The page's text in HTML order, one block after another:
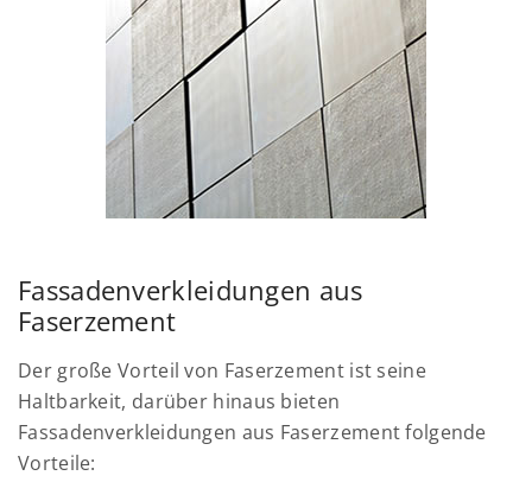
Fassadenverkleidungen aus
Faserzement
Der große Vorteil von Faserzement ist seine
Haltbarkeit, darüber hinaus bieten
Fassadenverkleidungen aus Faserzement folgende
Vorteile: